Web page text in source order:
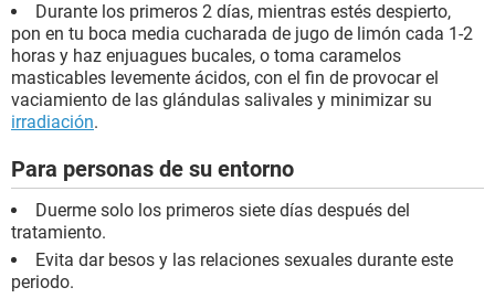
Durante los primeros 2 días, mientras estés despierto,
pon en tu boca media cucharada de jugo de limón cada 1-2
horas y haz enjuagues bucales, o toma caramelos
masticables levemente ácidos, con el fin de provocar el
vaciamiento de las glándulas salivales y minimizar su
irradiación.
Para personas de su entorno
Duerme solo los primeros siete días después del
tratamiento.
Evita dar besos y las relaciones sexuales durante este
periodo.